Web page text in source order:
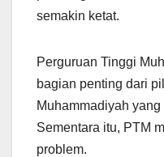
semakin ketat.
Perguruan Tinggi
bagian penting dari
Muhammadiyah
Sementara itu, PTM
problem.